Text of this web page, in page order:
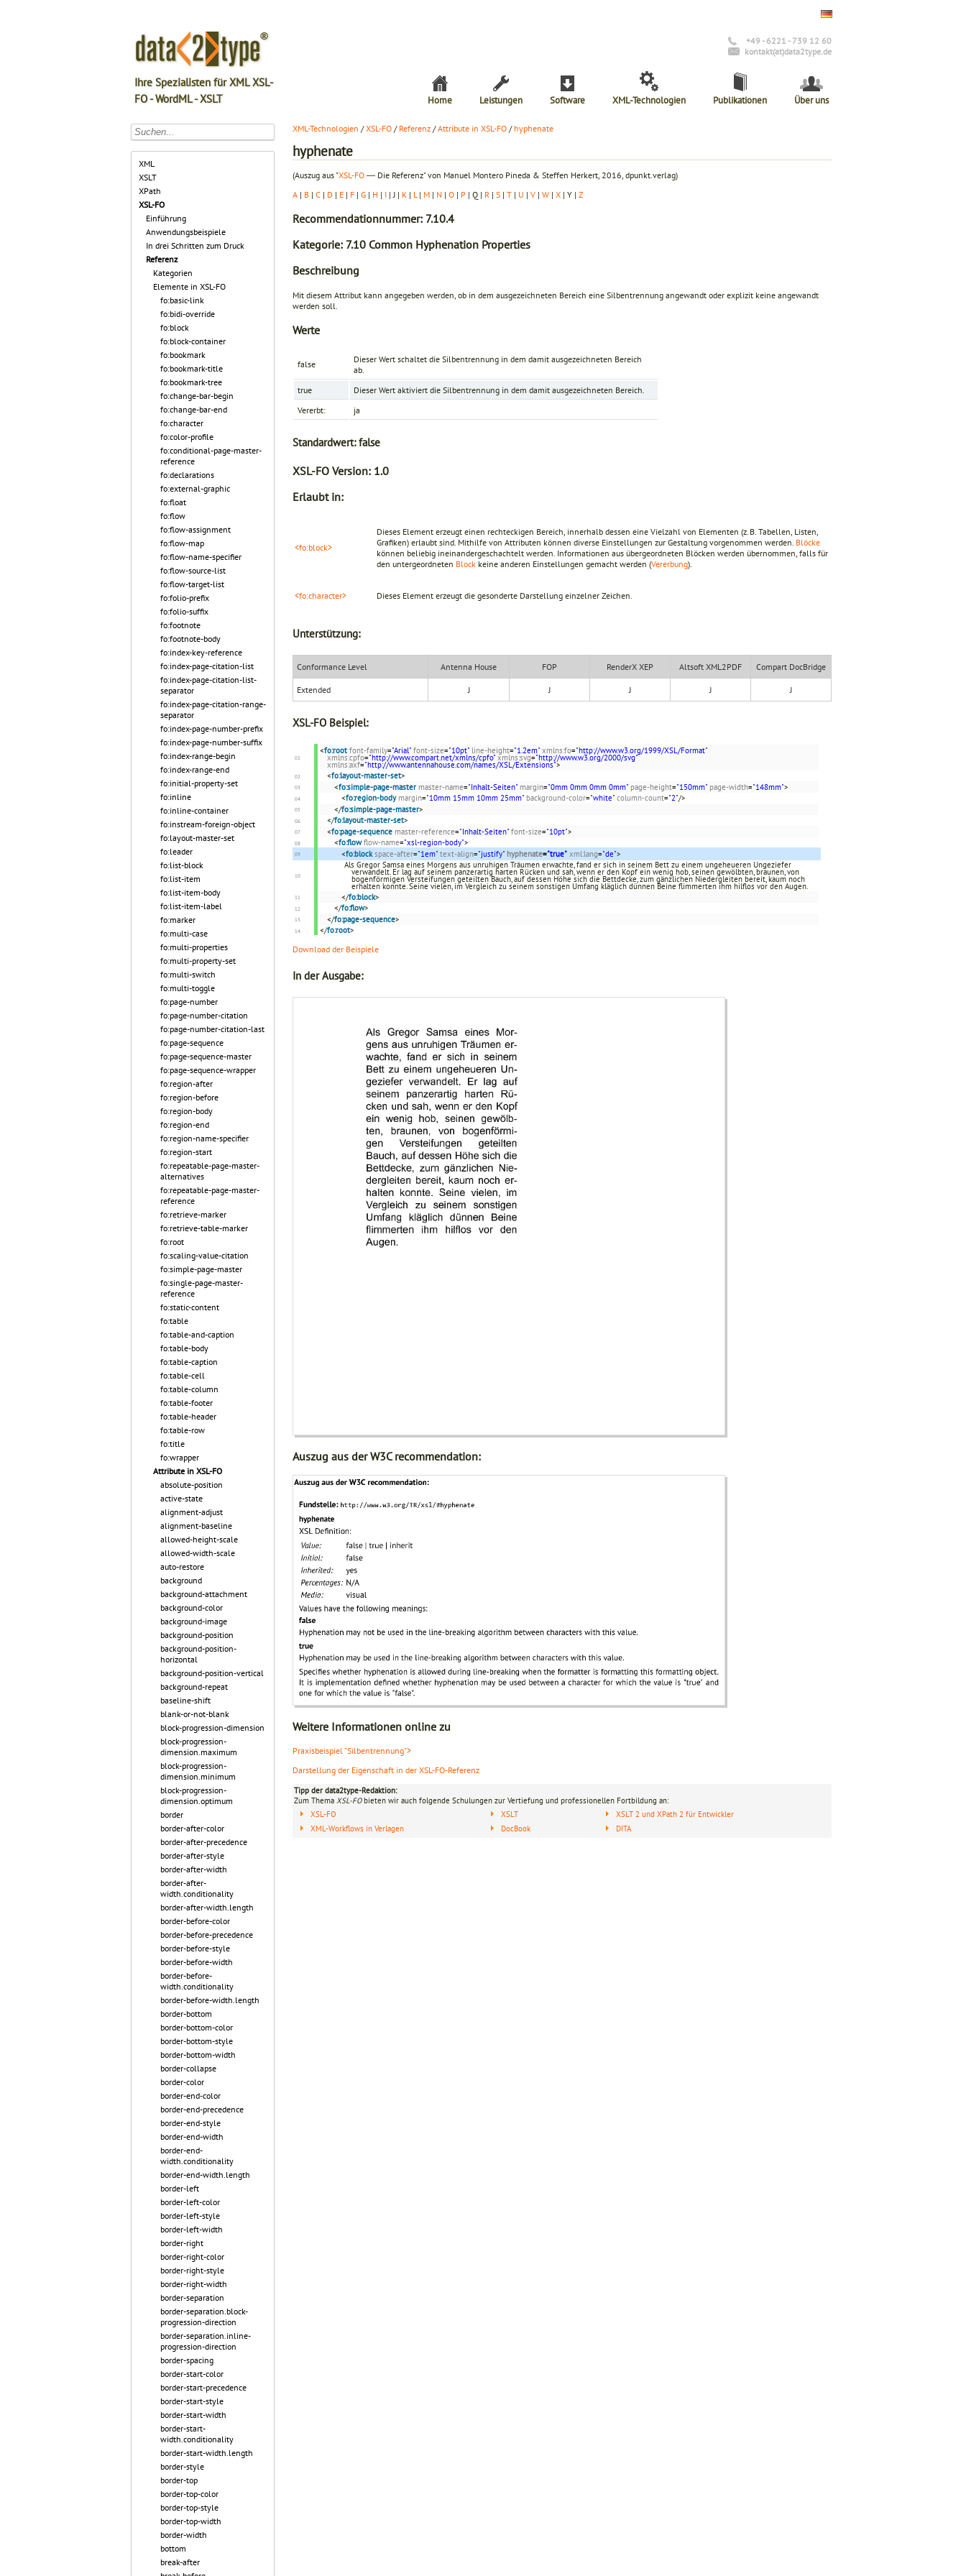
Ihre Spezialisten für XML XSL-
FO - WordML - XSLT
+49 - 6221 - 739 12 60
kontakt(at)data2type.de
Home Leistungen Software XML-Technologien Publikationen Über uns
XML
XSLT
XPath
XSL-FO
Einführung
Anwendungsbeispiele
In drei Schritten zum Druck
Referenz
Kategorien
Elemente in XSL-FO
fo:basic-link
fo:bidi-override
fo:block
fo:block-container
fo:bookmark
fo:bookmark-title
fo:bookmark-tree
fo:change-bar-begin
fo:change-bar-end
fo:character
fo:color-profile
fo:conditional-page-master-
reference
fo:declarations
fo:external-graphic
fo:float
fo:flow
fo:flow-assignment
fo:flow-map
fo:flow-name-specifier
fo:flow-source-list
fo:flow-target-list
fo:folio-prefix
fo:folio-suffix
fo:footnote
fo:footnote-body
fo:index-key-reference
fo:index-page-citation-list
fo:index-page-citation-list-
separator
fo:index-page-citation-range-
separator
fo:index-page-number-prefix
fo:index-page-number-suffix
fo:index-range-begin
fo:index-range-end
fo:initial-property-set
fo:inline
fo:inline-container
fo:instream-foreign-object
fo:layout-master-set
fo:leader
fo:list-block
fo:list-item
fo:list-item-body
fo:list-item-label
fo:marker
fo:multi-case
fo:multi-properties
fo:multi-property-set
fo:multi-switch
fo:multi-toggle
fo:page-number
fo:page-number-citation
fo:page-number-citation-last
fo:page-sequence
fo:page-sequence-master
fo:page-sequence-wrapper
fo:region-after
fo:region-before
fo:region-body
fo:region-end
fo:region-name-specifier
fo:region-start
fo:repeatable-page-master-
alternatives
fo:repeatable-page-master-
reference
fo:retrieve-marker
fo:retrieve-table-marker
fo:root
fo:scaling-value-citation
fo:simple-page-master
fo:single-page-master-
reference
fo:static-content
fo:table
fo:table-and-caption
fo:table-body
fo:table-caption
fo:table-cell
fo:table-column
fo:table-footer
fo:table-header
fo:table-row
fo:title
fo:wrapper
Attribute in XSL-FO
absolute-position
active-state
alignment-adjust
alignment-baseline
allowed-height-scale
allowed-width-scale
auto-restore
background
background-attachment
background-color
background-image
background-position
background-position-
horizontal
background-position-vertical
background-repeat
baseline-shift
blank-or-not-blank
block-progression-dimension
block-progression-
dimension.maximum
block-progression-
dimension.minimum
block-progression-
dimension.optimum
border
border-after-color
border-after-precedence
border-after-style
border-after-width
border-after-
width.conditionality
border-after-width.length
border-before-color
border-before-precedence
border-before-style
border-before-width
border-before-
width.conditionality
border-before-width.length
border-bottom
border-bottom-color
border-bottom-style
border-bottom-width
border-collapse
border-color
border-end-color
border-end-precedence
border-end-style
border-end-width
border-end-
width.conditionality
border-end-width.length
border-left
border-left-color
border-left-style
border-left-width
border-right
border-right-color
border-right-style
border-right-width
border-separation
border-separation.block-
progression-direction
border-separation.inline-
progression-direction
border-spacing
border-start-color
border-start-precedence
border-start-style
border-start-width
border-start-
width.conditionality
border-start-width.length
border-style
border-top
border-top-color
border-top-style
border-top-width
border-width
bottom
break-after
XML-Technologien /XSL-FO / Referenz /Attribute in XSL-FO / hyphenate
hyphenate
(Auszug aus "XSL-FO ― Die Referenz" von Manuel Montero Pineda & Steffen Herkert, 2016, dpunkt.verlag)
A | B | C | D | E | F | G | H | I | J | K | L | M | N | O | P | Q | R | S | T | U | V | W | X | Y | Z
Recommendationnummer: 7.10.4
Kategorie: 7.10 Common Hyphenation Properties
Beschreibung
Mit diesem Attribut kann angegeben werden, ob in dem ausgezeichneten Bereich eine Silbentrennung angewandt oder explizit keine angewandt
werden soll.
Werte
false
Dieser Wert schaltet die Silbentrennung in dem damit ausgezeichneten Bereich
ab.
true
Dieser Wert aktiviert die Silbentrennung in dem damit ausgezeichneten Bereich.
Vererbt:
ja
Standardwert:false
XSL-FO Version: 1.0
Erlaubt in:
<fo:block>
Dieses Element erzeugt einen rechteckigen Bereich, innerhalb dessen eine Vielzahl von Elementen (z. B. Tabellen, Listen,
Grafiken) erlaubt sind. Mithilfe von Attributen können diverse Einstellungen zur Gestaltung vorgenommen werden. Blöcke
können beliebig ineinandergeschachtelt werden. Informationen aus übergeordneten Blöcken werden übernommen, falls für
den untergeordneten Block keine anderen Einstellungen gemacht werden (Vererbung).
<fo:character> Dieses Element erzeugt die gesonderte Darstellung einzelner Zeichen.
Unterstützung:
Conformance Level Antenna House FOP RenderX XEP Altsoft XML2PDF Compart DocBridge
Extended J J J J J
XSL-FO Beispiel:
<fo:root font-family="Arial" font-size="10pt" line-height="1.2em" xmlns:fo="http://www.w3.org/1999/XSL/Format"
xmlns:cpfo="http://www.compart.net/xmlns/cpfo" xmlns:svg="http://www.w3.org/2000/svg"
xmlns:axf="http://www.antennahouse.com/names/XSL/Extensions">
<fo:layout-master-set>
<fo:simple-page-master master-name="Inhalt-Seiten" margin="0mm 0mm 0mm 0mm" page-height="150mm" page-width="148mm">
<fo:region-body margin="10mm 15mm 10mm 25mm" background-color="white" column-count="2"/>
</fo:simple-page-master>
</fo:layout-master-set>
<fo:page-sequence master-reference="Inhalt-Seiten" font-size="10pt">
<fo:flow flow-name="xsl-region-body">
<fo:block space-after="1em" text-align="justify" hyphenate="true" xml:lang="de">
Als Gregor Samsa eines Morgens aus unruhigen Träumen erwachte, fand er sich in seinem Bett zu einem ungeheueren Ungeziefer
verwandelt. Er lag auf seinem panzerartig harten Rücken und sah, wenn er den Kopf ein wenig hob, seinen gewölbten, braunen, von
bogenförmigen Versteifungen geteilten Bauch, auf dessen Höhe sich die Bettdecke, zum gänzlichen Niedergleiten bereit, kaum noch
erhalten konnte. Seine vielen, im Vergleich zu seinem sonstigen Umfang kläglich dünnen Beine flimmerten ihm hilflos vor den Augen.
</fo:block>
</fo:flow>
</fo:page-sequence>
</fo:root>
Download der Beispiele
In der Ausgabe:
Auszug aus der W3C recommendation:
Weitere Informationen online zu
Praxisbeispiel "Silbentrennung">
Darstellung der Eigenschaft in der XSL-FO-Referenz
Tipp der data2type-Redaktion:
Zum Thema XSL-FObieten wir auch folgende Schulungen zur Vertiefung und professionellen Fortbildung an:
XSL-FO
XML-Workflows in Verlagen
XSLT
DocBook
XSLT 2 und XPath 2 für Entwickler
DITA